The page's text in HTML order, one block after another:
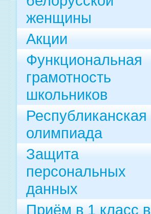
женщины
Акции
Функциональная
грамотность
школьников
Республиканская
олимпиада
Защита
персональных
данных
Приём в 1 класс в